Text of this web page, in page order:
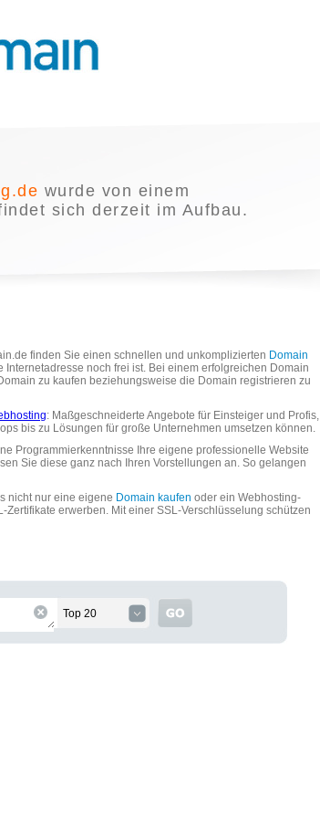
wurde von einem
sich derzeit im Aufbau.
finden Sie einen schnellen und unkomplizierten Domain
noch frei ist. Bei einem erfolgreichen Domain
zu kaufen beziehungsweise die Domain registrieren zu
: Maßgeschneiderte Angebote für Einsteiger und Profis,
bis zu Lösungen für große Unternehmen umsetzen können.
Programmierkenntnisse Ihre eigene professionelle Website
Sie diese ganz nach Ihren Vorstellungen an. So gelangen
nicht nur eine eigene Domain kaufen oder ein Webhosting-
erwerben. Mit einer SSL-Verschlüsselung schützen
Top 20